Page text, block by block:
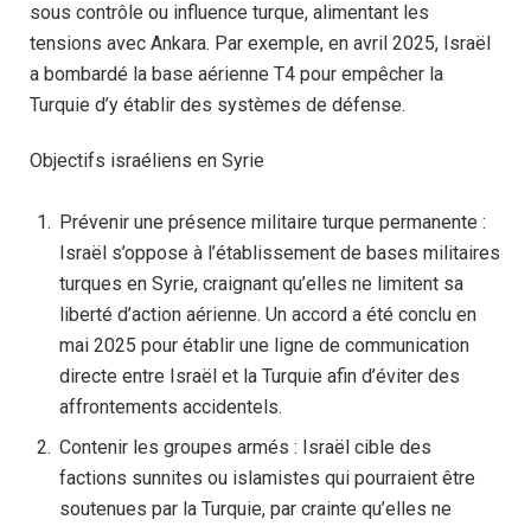
sous contrôle ou influence turque, alimentant les
tensions avec Ankara. Par exemple, en avril 2025, Israël
a bombardé la base aérienne T4 pour empêcher la
Turquie d’y établir des systèmes de défense.
Objectifs israéliens en Syrie
Prévenir une présence militaire turque permanente :
Israël s’oppose à l’établissement de bases militaires
turques en Syrie, craignant qu’elles ne limitent sa
liberté d’action aérienne. Un accord a été conclu en
mai 2025 pour établir une ligne de communication
directe entre Israël et la Turquie afin d’éviter des
affrontements accidentels.
Contenir les groupes armés : Israël cible des
factions sunnites ou islamistes qui pourraient être
soutenues par la Turquie, par crainte qu’elles ne